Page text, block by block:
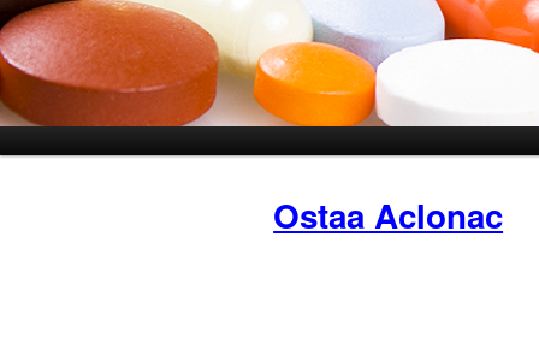
Ostaa Aclonac